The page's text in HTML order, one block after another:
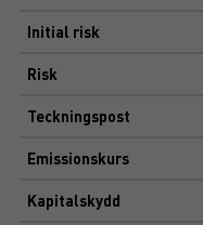
Initial risk
Risk
Teckningspost
Emissionskurs
Kapitalskydd